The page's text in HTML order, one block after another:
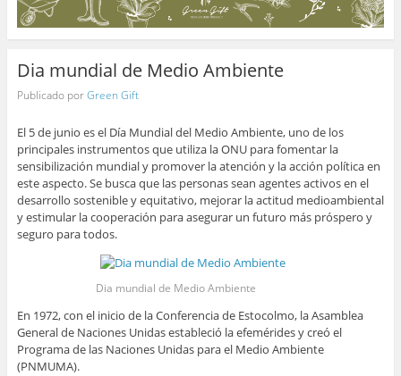
Dia mundial de Medio Ambiente
Publicado porGreen Gift
El 5 de junio es el Día Mundial del Medio Ambiente, uno de los
principales instrumentos que utiliza la ONU para fomentar la
sensibilización mundial y promover la atención y la acción política en
este aspecto. Se busca que las personas sean agentes activos en el
desarrollo sostenible y equitativo, mejorar la actitud medioambiental
y estimular la cooperación para asegurar un futuro más próspero y
seguro para todos.
Dia mundial de Medio Ambiente
En 1972, con el inicio de la Conferencia de Estocolmo, la Asamblea
General de Naciones Unidas estableció la efemérides y creó el
Programa de las Naciones Unidas para el Medio Ambiente
(PNMUMA).